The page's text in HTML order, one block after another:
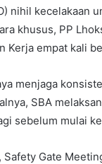
nihil kecelakaan
khusus, PP
Kerja empat kali
menjaga
SBA
sebelum mulai
Safety Gate